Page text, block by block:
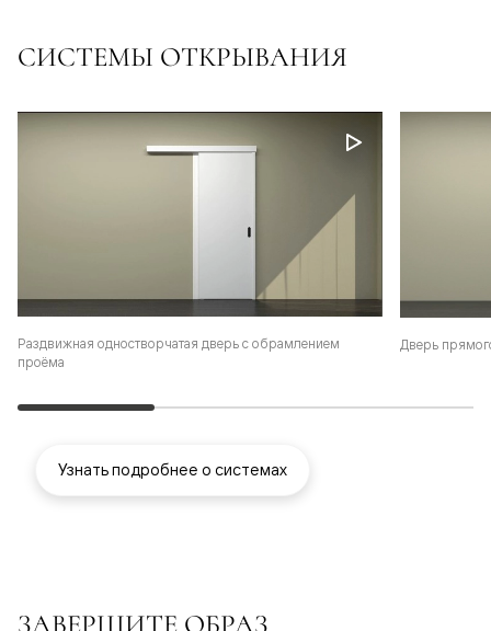
СИСТЕМЫ ОТКРЫВАНИЯ
Раздвижная одностворчатая дверь с обрамлением
проёма
Дверь
Узнать подробнее о системах